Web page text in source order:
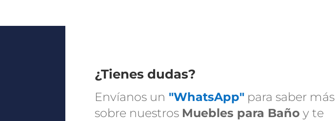
¿Tienes dudas?
Envíanos un "WhatsApp" para saber más
sobre nuestros Muebles para Baño y te